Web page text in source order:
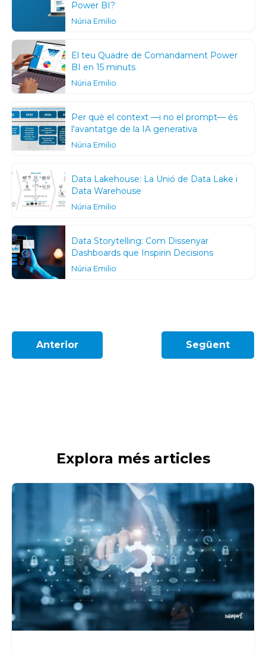
Power BI?
Núria Emilio
El teu Quadre de Comandament Power
BI en 15 minuts
Núria Emilio
Per què el context —i no el prompt— és
l'avantatge de la IA generativa
Núria Emilio
Data Lakehouse: La Unió de Data Lake i
Data Warehouse
Núria Emilio
Data Storytelling: Com Dissenyar
Dashboards que Inspirin Decisions
Núria Emilio
Anterior Següent
Explora més articles